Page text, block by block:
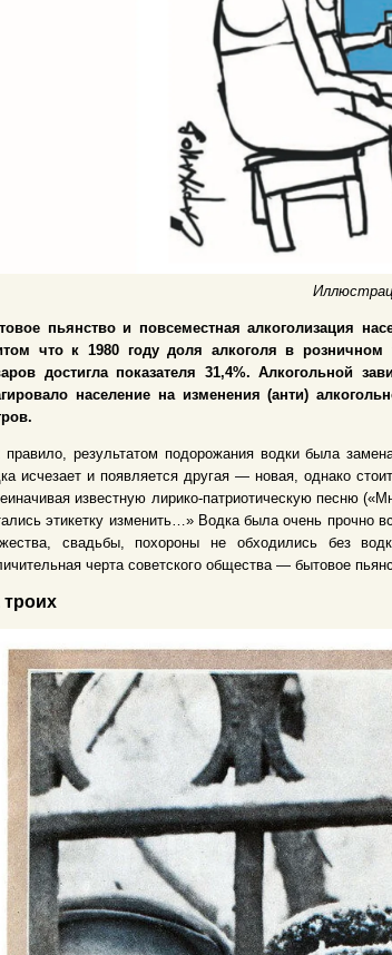
пьянство и повсеместная алкоголизация
что к 1980 году доля алкоголя в розничном
достигла показателя 31,4%. Алкогольной
население на изменения (анти)
правило, результатом подорожания водки была
исчезает и появляется другая — новая, однако
известную лирико-патриотическую песню
этикетку изменить…» Водка была очень прочно
свадьбы, похороны не обходились без
черта советского общества — бытовое
троих